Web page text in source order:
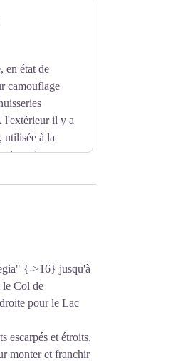
en état de
camouflage
l'extérieur il y a
utilisée à la
de
{->16} jusqu'à
le Col de
pour le Lac
escarpés et étroits,
monter et franchir